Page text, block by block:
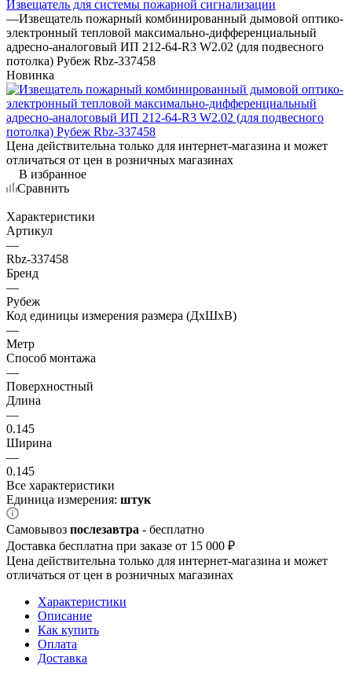
Извещатель для системы пожарной сигнализации
—Извещатель пожарный комбинированный дымовой оптико-
электронный тепловой максимально-дифференциальный
адресно-аналоговый ИП 212-64-R3 W2.02 (для подвесного
потолка) Рубеж Rbz-337458
Новинка
Цена действительна только для интернет-магазина и может
отличаться от цен в розничных магазинах
В избранное
Сравнить
Характеристики
Артикул
—
Rbz-337458
Бренд
—
Рубеж
Код единицы измерения размера (ДхШхВ)
—
Метр
Способ монтажа
—
Поверхностный
Длина
—
0.145
Ширина
—
0.145
Все характеристики
Единица измерения: штук
Самовывоз послезавтра - бесплатно
Доставка бесплатна при заказе от 15 000 ₽
Цена действительна только для интернет-магазина и может
отличаться от цен в розничных магазинах
Характеристики
Описание
Как купить
Оплата
Доставка